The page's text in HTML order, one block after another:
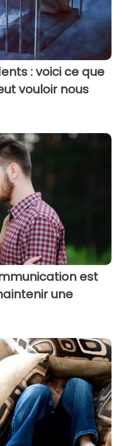
: voici ce que
vouloir nous
est
une